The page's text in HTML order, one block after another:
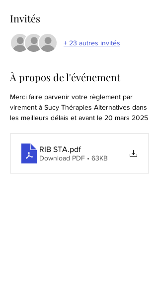
Invités
+ 23 autres invités
À propos de l'événement
Merci faire parvenir votre règlement par
virement à Sucy Thérapies Alternatives dans
les meilleurs délais et avant le 20 mars 2025
RIB STA.pdf
Download PDF • 63KB